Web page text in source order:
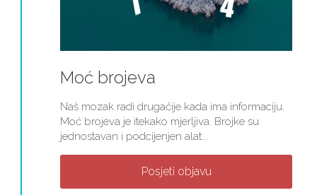
Moć brojeva
Naš mozak radi drugačije kada ima informaciju.
Moć brojeva je itekako mjerljiva. Brojke su
jednostavan i podcijenjen alat...
Posjeti objavu